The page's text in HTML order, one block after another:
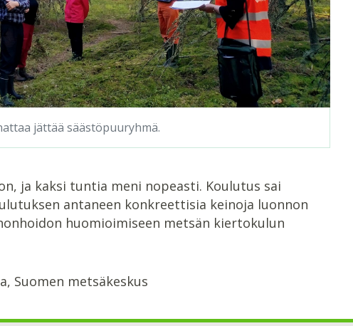
jättää säästöpuuryhmä.
ja kaksi tuntia meni nopeasti. Koulutus sai
antaneen konkreettisia keinoja luonnon
huomioimiseen metsän kiertokulun
Suomen metsäkeskus